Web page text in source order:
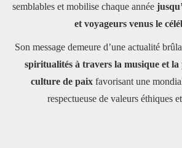
semblables et mobilise chaque année
et voyageurs venus le
Son message demeure d’une actualité
spiritualités à travers la musique et la
culture de paixfavorisant une
respectueuse de valeurs éthiques